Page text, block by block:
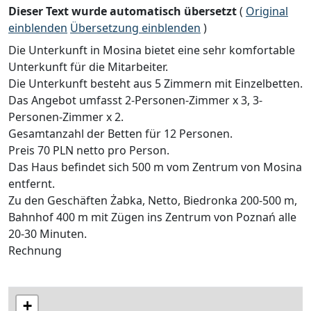
Dieser Text wurde automatisch übersetzt( Original
einblenden Übersetzung einblenden )
Die Unterkunft in Mosina bietet eine sehr komfortable
Unterkunft für die Mitarbeiter.
Die Unterkunft besteht aus 5 Zimmern mit Einzelbetten.
Das Angebot umfasst 2-Personen-Zimmer x 3, 3-
Personen-Zimmer x 2.
Gesamtanzahl der Betten für 12 Personen.
Preis 70 PLN netto pro Person.
Das Haus befindet sich 500 m vom Zentrum von Mosina
entfernt.
Zu den Geschäften Żabka, Netto, Biedronka 200-500 m,
Bahnhof 400 m mit Zügen ins Zentrum von Poznań alle
20-30 Minuten.
Rechnung
+